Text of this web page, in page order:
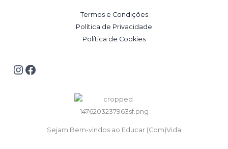
Termos e Condições
Política de Privacidade
Política de Cookies
Sejam Bem-vindos ao Educar (Com)Vida